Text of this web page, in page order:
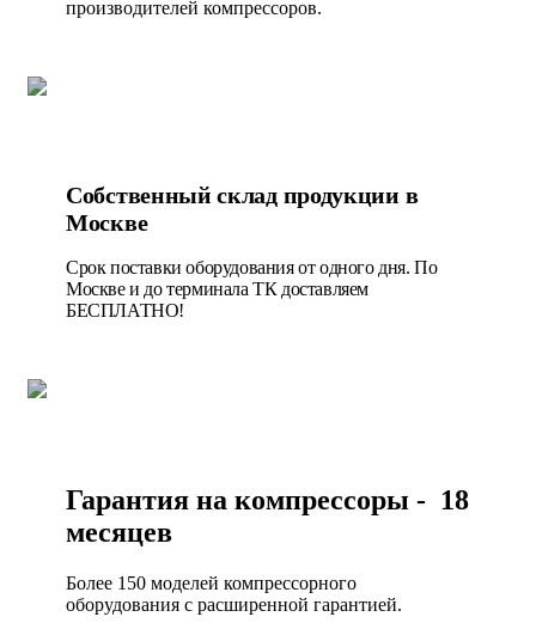
производителей компрессоров.
Собственный склад продукции в
Москве
Срок поставки оборудования от одного дня. По
Москве и до терминала ТК доставляем
БЕСПЛАТНО!
Гарантия на компрессоры - 18
месяцев
Более 150 моделей компрессорного
оборудования с расширенной гарантией.